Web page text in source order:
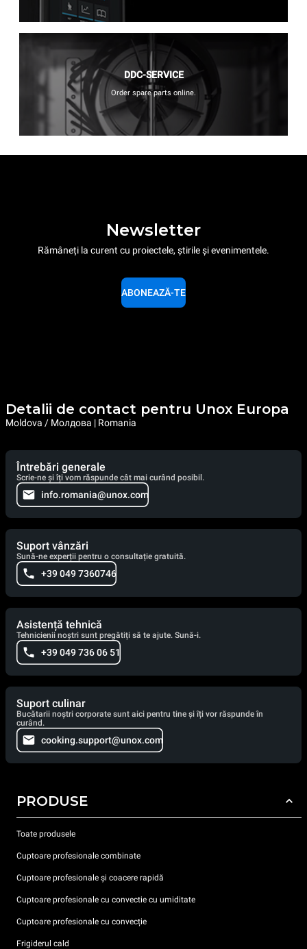
DDC-SERVICE
Order spare parts online.
Newsletter
Rămâneți la curent cu proiectele, știrile și evenimentele.
ABONEAZĂ-TE
Detalii de contact pentru Unox Europa
Moldova / Молдова | Romania
Întrebări generale
Scrie-ne și îți vom răspunde cât mai curând posibil.
info.romania@unox.com
Suport vânzări
Sună-ne experții pentru o consultație gratuită.
+39 049 7360746
Asistență tehnică
Tehnicienii noștri sunt pregătiți să te ajute. Sună-i.
+39 049 736 06 51
Suport culinar
Bucătarii noștri corporate sunt aici pentru tine și îți vor răspunde în
curând.
cooking.support@unox.com
PRODUSE
Toate produsele
Cuptoare profesionale combinate
Cuptoare profesionale și coacere rapidă
Cuptoare profesionale cu convectie cu umiditate
Cuptoare profesionale cu convecție
Frigiderul cald